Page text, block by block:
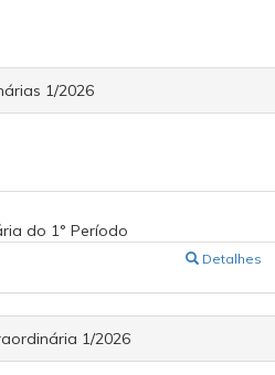
1/2026
do 1° Período
Detalhes
1/2026